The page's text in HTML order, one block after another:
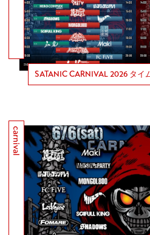
SATANIC CARNIVAL 2026 タイ
carnival